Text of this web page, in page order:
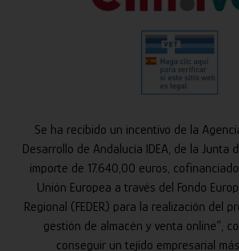
Se ha recibido un incentivo de la
Desarrollo de Andalucía IDEA, de la Junta
importe de 17.640,00 euros,
Unión Europea a través del Fondo
Regional (FEDER) para la realización del
gestión de almacén y venta online”,
conseguir un tejido empresarial